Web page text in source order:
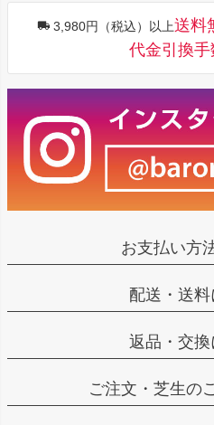
3,980円（税込）以上送料
代金引換
お支払い方
配送・送料
返品・交換
ご注文・芝生の